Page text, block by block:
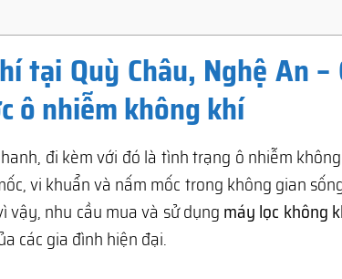
tại Quỳ Châu, Nghệ An
ô nhiễm không khí
đi kèm với đó là tình trạng ô nhiễm
vi khuẩn và nấm mốc trong không gian
vậy, nhu cầu mua và sử dụngmáy lọc không
các gia đình hiện đại.